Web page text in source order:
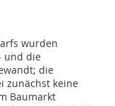
wurden
und die
die
zunächst keine
Baumarkt